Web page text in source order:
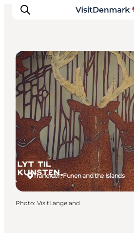
Inspirations
Destinations
Quoi faire
Hébergements
Planifiez votre voyage
Tranekær, Funen and the Islands
DIY Tours
Photo: VisitLangeland